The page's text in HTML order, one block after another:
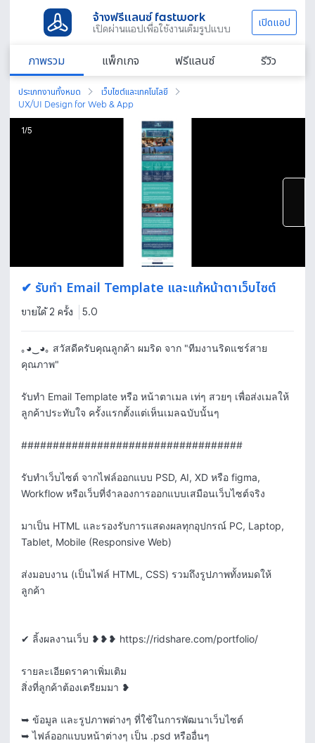
จ้างฟรีแลนซ์ fastwork
เปิดผ่านแอปเพื่อใช้งานเต็มรูปแบบ เปิดแอป
ภาพรวม แพ็กเกจ ฟรีแลนซ์ รีวิว
ประเภทงานทั้งหมด
เว็บไซต์และเทคโนโลยี
UX/UI Design for Web & App
1/5
✔ รับทำ Email Template และแก้หน้าตาเว็บไซต์
ขายได้ 2 ครั้ง 5.0
｡◕‿◕｡ สวัสดีครับคุณลูกค้า ผมริด จาก "ทีมงานริดแชร์สาย
คุณภาพ"
รับทำ Email Template หรือ หน้าตาเมล เท่ๆ สวยๆ เพื่อส่งเมลให้
ลูกค้าประทับใจ ครั้งแรกตั้งแต่เห็นเมลฉบับนั้นๆ
###################################
รับทำเว็บไซต์ จากไฟล์ออกแบบ PSD, AI, XD หรือ figma,
Workflow หรือเว็บที่จำลองการออกแบบเสมือนเว็บไซต์จริง
มาเป็น HTML และรองรับการแสดงผลทุกอุปกรณ์ PC, Laptop,
Tablet, Mobile (Responsive Web)
ส่งมอบงาน (เป็นไฟล์ HTML, CSS) รวมถึงรูปภาพทั้งหมดให้
ลูกค้า
✔ ลิ้งผลงานเว็บ ❥❥❥ https://ridshare.com/portfolio/
รายละเอียดราคาเพิ่มเติม
สิ่งที่ลูกค้าต้องเตรียมมา ❥
➥ ข้อมูล และรูปภาพต่างๆ ที่ใช้ในการพัฒนาเว็บไซต์
➥ ไฟล์ออกแบบหน้าต่างๆ เป็น .psd หรืออื่นๆ